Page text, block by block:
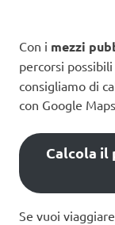
Con i mezzi
percorsi
consigliamo di
con Google
Calcola il
Se vuoi